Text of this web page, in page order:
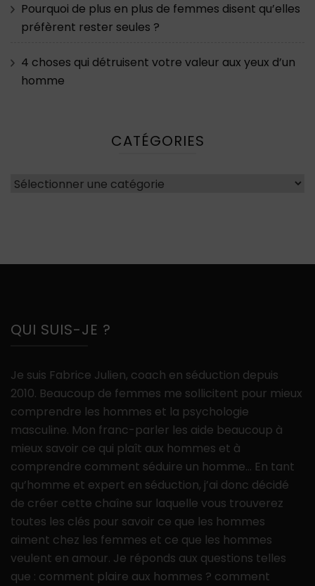
Pourquoi de plus en plus de femmes disent qu’elles
préfèrent rester seules ?
4 choses qui détruisent votre valeur aux yeux d’un
homme
CATÉGORIES
Catégories
QUI SUIS-JE ?
Je suis Fabrice Julien, coach en séduction depuis
2010. Beaucoup de femmes me sollicitent pour mieux
comprendre les hommes et la psychologie
masculine. Mon franc-parler les aide beaucoup à
mieux savoir ce qui plaît aux hommes et à
comprendre comment séduire un homme… En tant
qu’homme et expert en séduction, j’ai donc décidé
de créer cette chaîne sur laquelle vous trouverez
toutes les clés pour savoir ce que les hommes
aiment chez les femmes et ce que les hommes
veulent en amour. Je réponds aux questions telles
que : comment plaire aux hommes ? comment